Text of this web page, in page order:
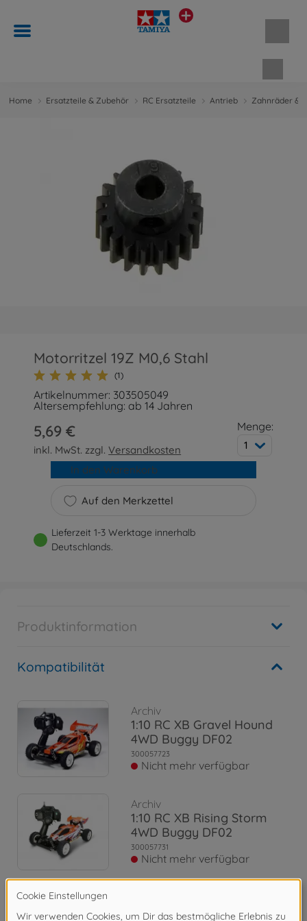
Home Ersatzteile & Zubehör RC Ersatzteile Antrieb Zahnräder &
Motorritzel 19Z M0,6 Stahl
(1)
Artikelnummer: 303505049
Altersempfehlung: ab 14 Jahren
5,69 €
inkl. MwSt. zzgl.Versandkosten
Menge:
1
Auf den Merkzettel
In den Warenkorb
Lieferzeit 1-3 Werktage innerhalb
Deutschlands.
Produktinformation
Kompatibilität
Archiv
1:10 RC XB Gravel Hound
4WD Buggy DF02
300057723
Nicht mehr verfügbar
Archiv
1:10 RC XB Rising Storm
4WD Buggy DF02
300057731
Nicht mehr verfügbar
1:10 RC XB Plasma Edge